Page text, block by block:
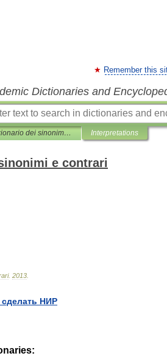
Remember this
Dictionaries and
Dizionario dei sinonimi e contrari Interpretations
e contrari
. 2013
НИР